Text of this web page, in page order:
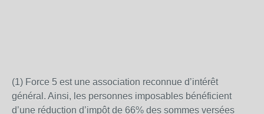
(1) Force 5 est une association reconnue d’intérêt
général. Ainsi, les personnes imposables bénéficient
d’une réduction d’impôt de 66% des sommes versées